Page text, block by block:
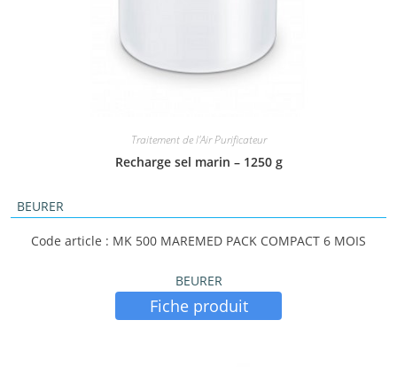
Traitement de l'Air Purificateur
Recharge sel marin – 1250 g
BEURER
Code article : MK 500 MAREMED PACK COMPACT 6 MOIS
BEURER
Fiche produit